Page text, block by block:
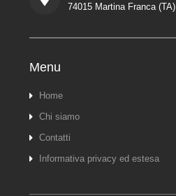
74015 Martina Franca (TA)
Menu
Home
Chi siamo
Contatti
Informativa privacy ed estesa